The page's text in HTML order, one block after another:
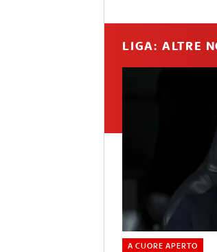
LIGA: ALTRE
A CUORE APERTO